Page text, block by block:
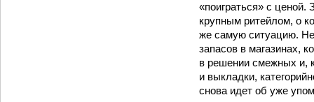
«поиграться» с
крупным ритейлом, о
же самую ситуацию.
запасов в магазинах,
в решении смежных и,
и выкладки,
снова идет об уже